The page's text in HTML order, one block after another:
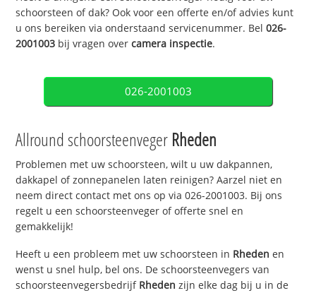
schoorsteen of dak? Ook voor een offerte en/of advies kunt
u ons bereiken via onderstaand servicenummer. Bel026-
2001003 bij vragen overcamera inspectie.
026-2001003
Allround schoorsteenveger Rheden
Problemen met uw schoorsteen, wilt u uw dakpannen,
dakkapel of zonnepanelen laten reinigen? Aarzel niet en
neem direct contact met ons op via 026-2001003. Bij ons
regelt u een schoorsteenveger of offerte snel en
gemakkelijk!
Heeft u een probleem met uw schoorsteen in Rheden en
wenst u snel hulp, bel ons. De schoorsteenvegers van
schoorsteenvegersbedrijf Rheden zijn elke dag bij u in de